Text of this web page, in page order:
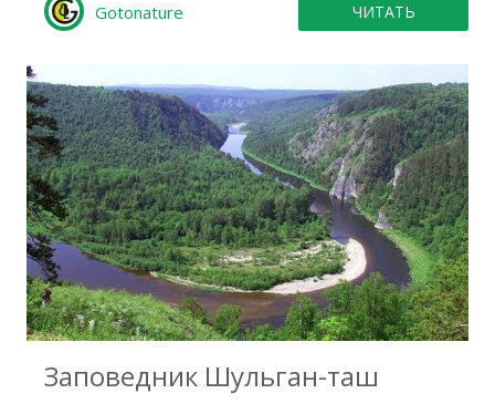
Gotonature ЧИТАТЬ
8
Заповедник Шульган-таш